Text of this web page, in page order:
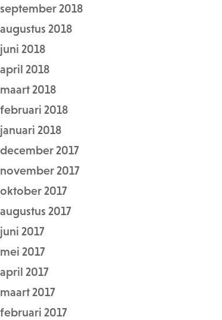
september 2018
augustus 2018
juni 2018
april 2018
maart 2018
februari 2018
januari 2018
december 2017
november 2017
oktober 2017
augustus 2017
juni 2017
mei 2017
april 2017
maart 2017
februari 2017